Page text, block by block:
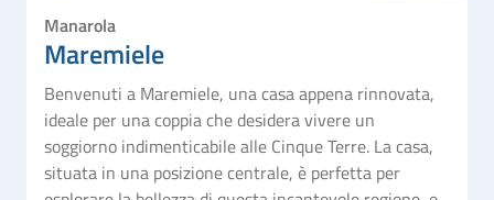
Manarola
Maremiele
Benvenuti a Maremiele, una casa appena rinnovata,
ideale per una coppia che desidera vivere un
soggiorno indimenticabile alle Cinque Terre. La casa,
situata in una posizione centrale, è perfetta per